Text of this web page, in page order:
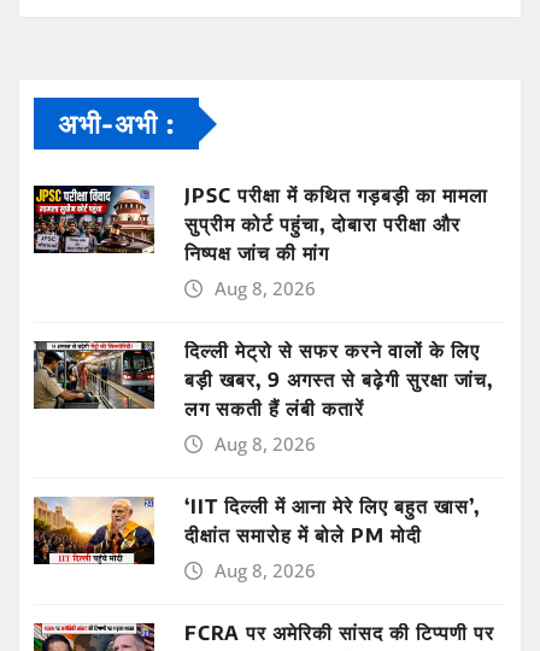
अभी-अभी :
JPSC परीक्षा में कथित गड़बड़ी का मामला
सुप्रीम कोर्ट पहुंचा, दोबारा परीक्षा और
निष्पक्ष जांच की मांग
Aug 8, 2026
दिल्ली मेट्रो से सफर करने वालों के लिए
बड़ी खबर, 9 अगस्त से बढ़ेगी सुरक्षा जांच,
लग सकती हैं लंबी कतारें
Aug 8, 2026
‘IIT दिल्ली में आना मेरे लिए बहुत खास’,
दीक्षांत समारोह में बोले PM मोदी
Aug 8, 2026
FCRA पर अमेरिकी सांसद की टिप्पणी पर